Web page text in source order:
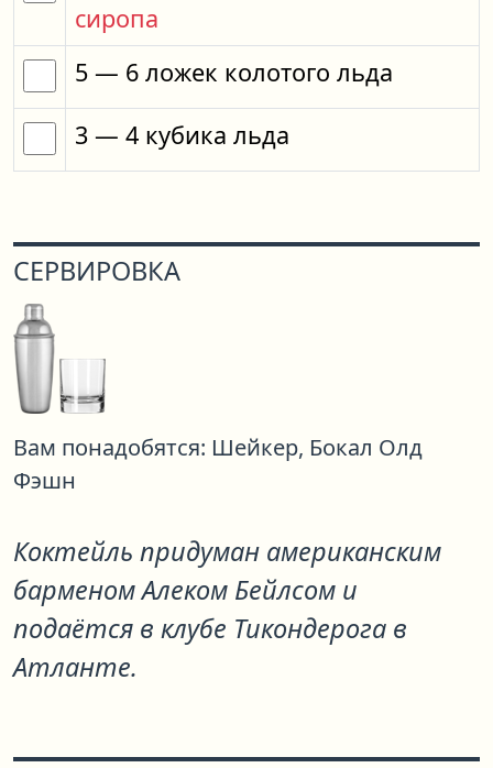
сиропа
5 — 6 ложек колотого льда
3 — 4 кубика льда
СЕРВИРОВКА
Вам понадобятся: Шейкер, Бокал Олд
Фэшн
Коктейль придуман американским
барменом Алеком Бейлсом и
подаётся в клубе Тикондерога в
Атланте.